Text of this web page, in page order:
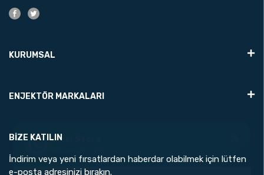
KURUMSAL
ENJEKTÖR MARKALARI
BIZE KATILIN
İndirim veya yeni fırsatlardan haberdar olabilmek için lütfen
e-posta adresinizi bırakın.
Su an cevrimici